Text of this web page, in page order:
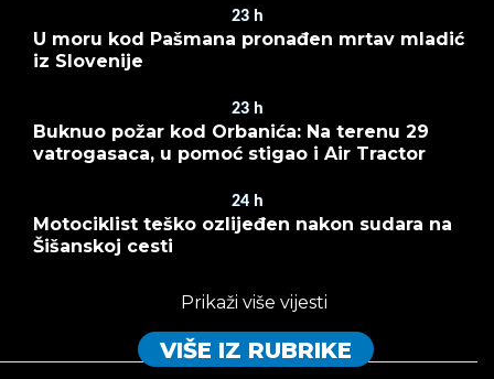
23 h
U moru kod Pašmana pronađen mrtav mladić
iz Slovenije
23 h
Buknuo požar kod Orbanića: Na terenu 29
vatrogasaca, u pomoć stigao i Air Tractor
24 h
Motociklist teško ozlijeđen nakon sudara na
Šišanskoj cesti
Prikaži više vijesti
VIŠE IZ RUBRIKE